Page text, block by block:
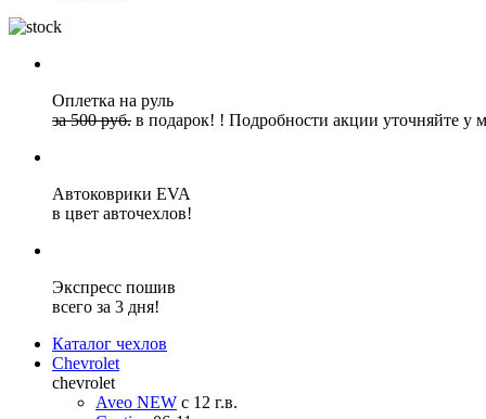
Оплетка на руль
за 500 руб. в подарок! ! Подробности акции уточняйте у
Автоковрики EVA
в цвет авточехлов!
Экспресс пошив
всего за 3 дня!
Каталог чехлов
Chevrolet
chevrolet
Aveo NEW с 12 г.в.